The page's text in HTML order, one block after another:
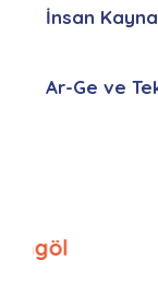
İnsan
Ar-Ge ve